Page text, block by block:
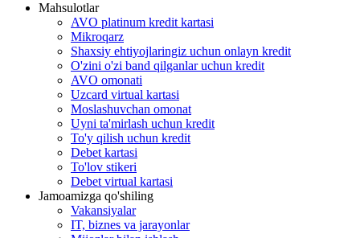
Mahsulotlar
AVO platinum kredit kartasi
Mikroqarz
Shaxsiy ehtiyojlaringiz uchun onlayn kredit
O'zini o'zi band qilganlar uchun kredit
AVO omonati
Uzcard virtual kartasi
Moslashuvchan omonat
Uyni ta'mirlash uchun kredit
To'y qilish uchun kredit
Debet kartasi
To'lov stikeri
Debet virtual kartasi
Jamoamizga qo'shiling
Vakansiyalar
IT, biznes va jarayonlar